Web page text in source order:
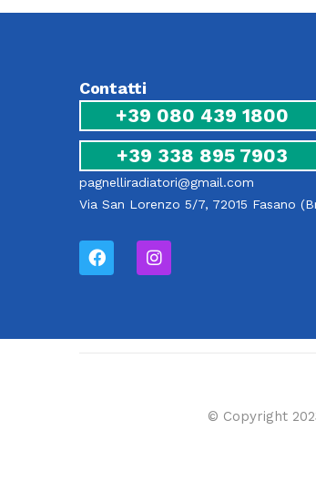
Contatti
+39 080 439 1800
+39 338 895 7903
pagnelliradiatori@gmail.com
Via San Lorenzo 5/7, 72015 Fasano
© Copyright